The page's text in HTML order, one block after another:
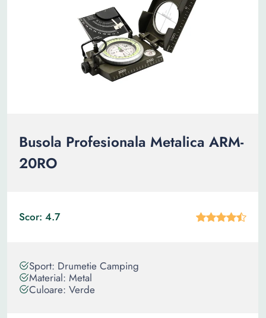
Busola Profesionala Metalica ARM-
20RO
Scor: 4.7
Sport: Drumetie Camping
Material: Metal
Culoare: Verde